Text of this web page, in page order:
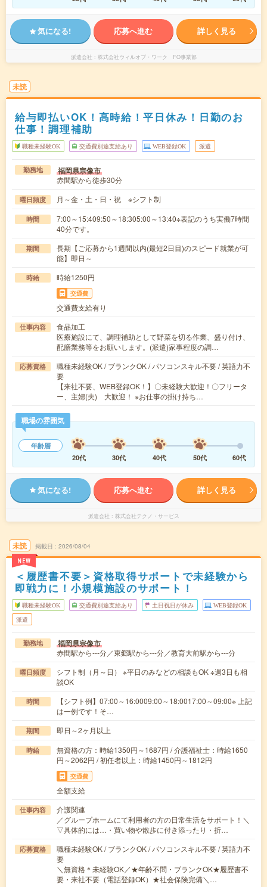
気になる! 応募へ進む 詳しく見る
派遣会社 株式会社ウィルオブ・ワーク FO事業部
未読
給与即払いOK！高時給！平日休み！日勤のお
仕事！調理補助
職種未経験OK 交通費別途支給あり WEB登録OK 派遣
勤務地 福岡県宗像市
赤間駅から徒歩30分
曜日頻度 月～金・土・日・祝 ※シフト制
時間
7:00～15:409:50～18:305:00～13:40※表記のうち実働7時間
40分です。
期間
長期【ご応募から1週間以内(最短2日目)のスピード就業が可
能】即日～
時給 時給1250円
交通費
交通費支給有り
仕事内容
食品加工
医療施設にて、調理補助として野菜を切る作業、盛り付け、
配膳業務等をお願いします。(派遣)家事程度の調…
応募資格
職種未経験OK / ブランクOK / パソコンスキル不要 / 英語力不
要
【来社不要、WEB登録OK！】〇未経験大歓迎！〇フリータ
ー、主婦(夫) 大歓迎！ ※お仕事の掛け持ち…
職場の雰囲気
年齢層
20代
30代 40代 50代 60代
気になる! 応募へ進む 詳しく見る
派遣会社 株式会社テクノ・サービス
未読
NEW
掲載日 2026/08/04
＜履歴書不要＞資格取得サポートで未経験から
即戦力に！小規模施設のサポート！
職種未経験OK 交通費別途支給あり 土日祝日が休み WEB登録OK
派遣
勤務地 福岡県宗像市
赤間駅から---分／東郷駅から---分／教育大前駅から---分
曜日頻度
シフト制（月～日） ※平日のみなどの相談もOK ※週3日も相
談OK
時間
【シフト例】07:00～16:0009:00～18:0017:00～09:00※ 上記
は一例です！そ…
期間 即日～2ヶ月以上
時給
無資格の方：時給1350円～1687円 / 介護福祉士：時給1650
円～2062円 / 初任者以上：時給1450円～1812円
交通費
全額支給
仕事内容
介護関連
／グループホームにて利用者の方の日常生活をサポート！＼
▽具体的には…・買い物や散歩に付き添ったり・折…
応募資格
職種未経験OK / ブランクOK / パソコンスキル不要 / 英語力不
要
＼無資格＊未経験OK／★年齢不問・ブランクOK★履歴書不
要・来社不要（電話登録OK）★社会保険完備＼…